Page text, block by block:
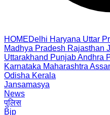
HOMEDelhi Haryana Uttar
Madhya Pradesh Rajasthan
Uttarakhand PunjabAndhra
Karnataka Maharashtra
Odisha Kerala
Jansamasya
News
पुलिस
Bjp